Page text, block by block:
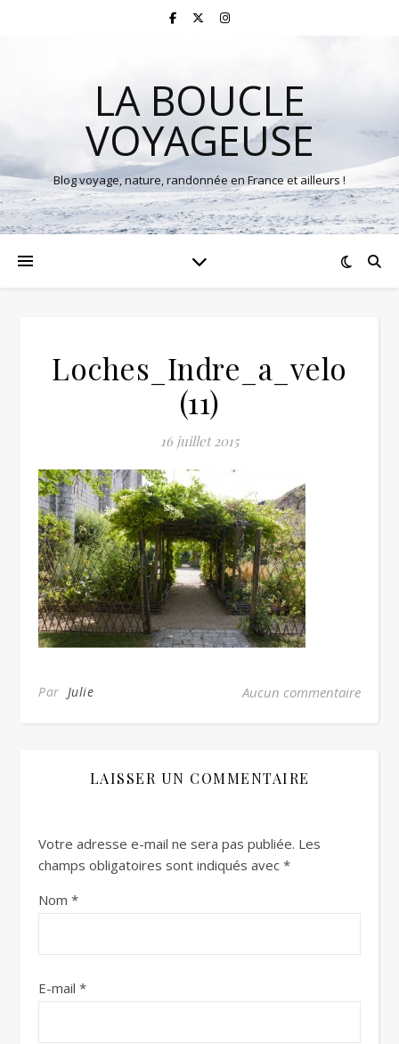
LA BOUCLE
VOYAGEUSE
Blog voyage, nature, randonnée en France et ailleurs !
Loches_Indre_a_velo
(11)
16 juillet 2015
Par Julie Aucun commentaire
LAISSER UN COMMENTAIRE
Votre adresse e-mail ne sera pas publiée. Les
champs obligatoires sont indiqués avec *
Nom *
E-mail *